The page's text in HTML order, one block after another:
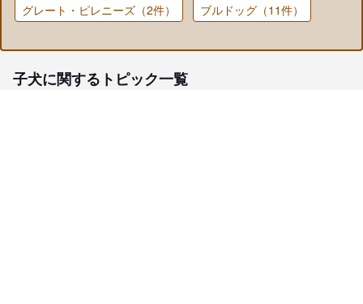
グレート・ピレニーズ（2件）
ブルドッグ（11件）
子犬に関するトピック一覧